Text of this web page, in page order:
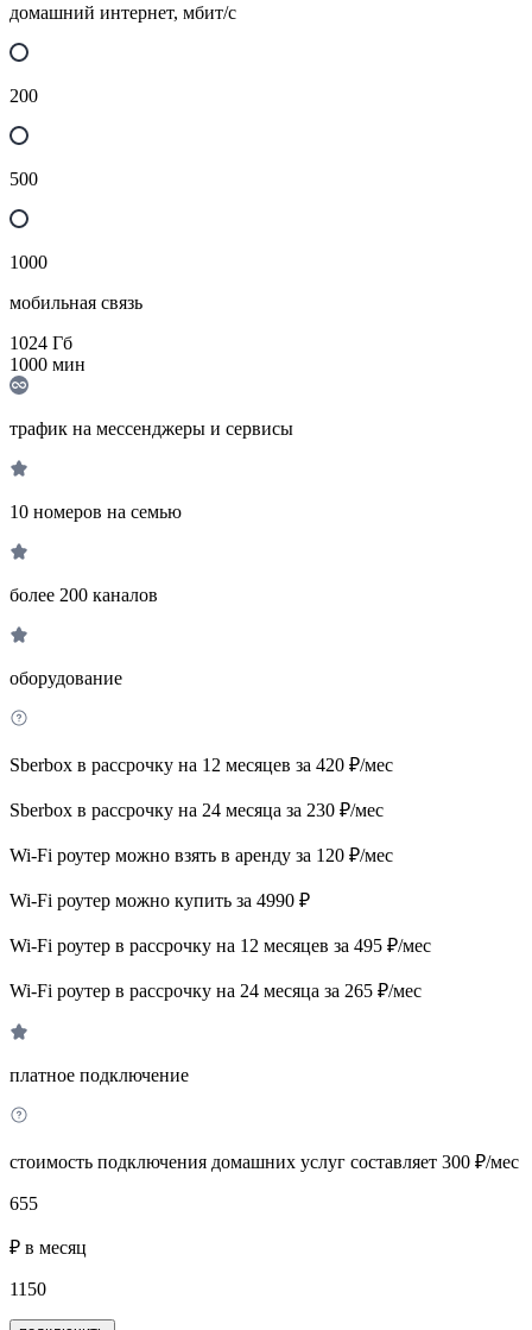
домашний интернет, мбит/с
200
500
1000
мобильная связь
1024 Гб
1000 мин
трафик на мессенджеры и сервисы
10 номеров на семью
более 200 каналов
оборудование
Sberbox в рассрочку на 12 месяцев за 420 ₽/мес
Sberbox в рассрочку на 24 месяца за 230 ₽/мес
Wi-Fi роутер можно взять в аренду за 120 ₽/мес
Wi-Fi роутер можно купить за 4990 ₽
Wi-Fi роутер в рассрочку на 12 месяцев за 495 ₽/мес
Wi-Fi роутер в рассрочку на 24 месяца за 265 ₽/мес
платное подключение
стоимость подключения домашних услуг составляет 300 ₽/мес
655
₽ в месяц
1150